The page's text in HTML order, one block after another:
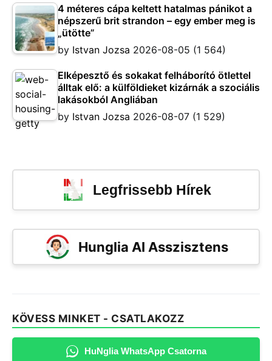
4 méteres cápa keltett hatalmas pánikot a
népszerű brit strandon – egy ember meg is
„ütötte”
by Istvan Jozsa 2026-08-05 (1 564)
Elképesztő és sokakat felháborító ötlettel
álltak elő: a külföldieket kizárnák a szociális
lakásokból Angliában
by Istvan Jozsa 2026-08-07 (1 529)
Legfrissebb Hírek
Hunglia AI Asszisztens
KÖVESS MINKET - CSATLAKOZZ
HuNglia WhatsApp Csatorna